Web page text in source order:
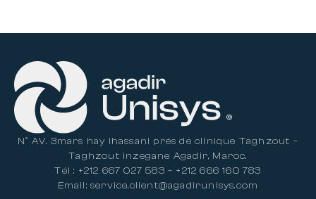
N° AV. 3mars hay lhassani prés de clinique Taghzout –
Taghzout inzegane Agadir, Maroc.
Tél : +212 667 027 583 – +212 666 160 783
Email: service.client@agadirunisys.com